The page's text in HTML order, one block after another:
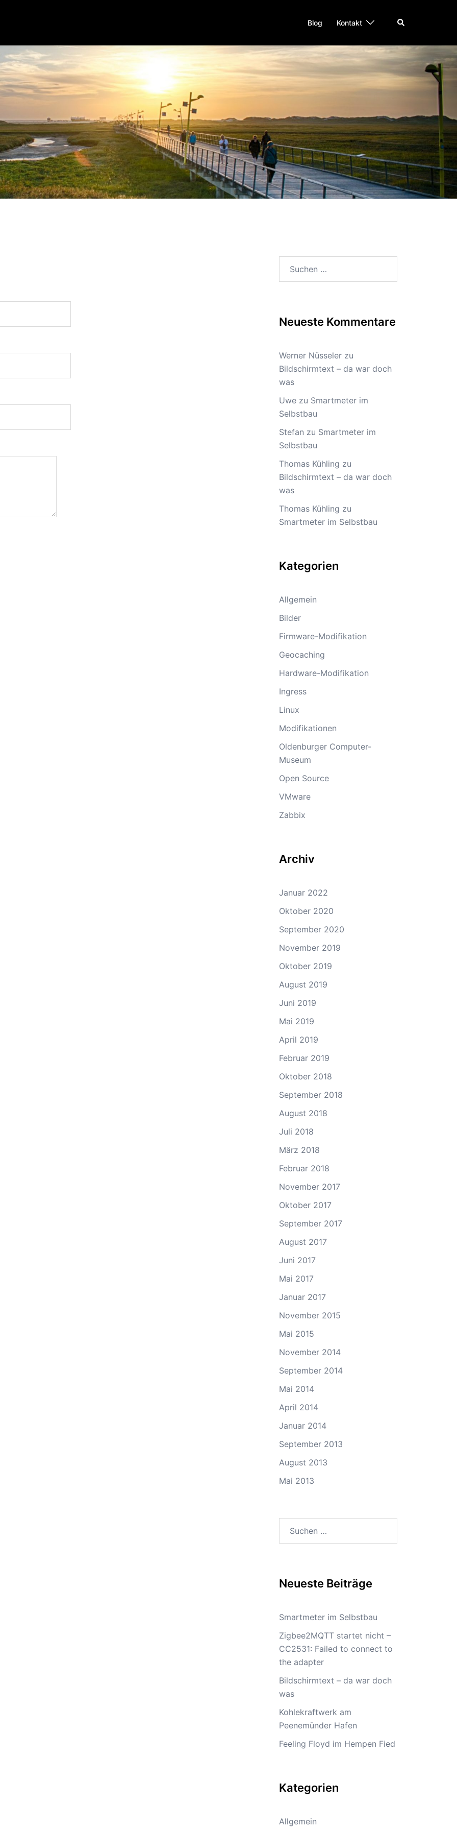
Blog Kontakt Suche
Neueste Kommentare
Werner Nüsselerzu
Bildschirmtext – da war doch
was
Uwezu Smartmeter im
Selbstbau
Stefan zu Smartmeter im
Selbstbau
Thomas Kühling zu
Bildschirmtext – da war doch
was
Thomas Kühling zu
Smartmeter im Selbstbau
Kategorien
Allgemein
Bilder
Firmware-Modifikation
Geocaching
Hardware-Modifikation
Ingress
Linux
Modifikationen
Oldenburger Computer-
Museum
Open Source
VMware
Zabbix
Archiv
Januar 2022
Oktober 2020
September 2020
November 2019
Oktober 2019
August 2019
Juni 2019
Mai 2019
April 2019
Februar 2019
Oktober 2018
September 2018
August 2018
Juli 2018
März 2018
Februar 2018
November 2017
Oktober 2017
September 2017
August 2017
Juni 2017
Mai 2017
Januar 2017
November 2015
Mai 2015
November 2014
September 2014
Mai 2014
April 2014
Januar 2014
September 2013
August 2013
Mai 2013
Neueste Beiträge
Smartmeter im Selbstbau
Zigbee2MQTT startet nicht –
CC2531: Failed to connect to
the adapter
Bildschirmtext – da war doch
was
Kohlekraftwerk am
Peenemünder Hafen
Feeling Floyd im Hempen Fied
Kategorien
Allgemein